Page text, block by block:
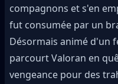
compagnons et s'en
fut consumée par un
Désormais animé d'un
parcourt Valoran en
vengeance pour des